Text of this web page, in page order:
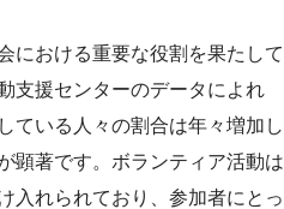
における重要な役割を果たして
支援センターのデータによれ
ている人々の割合は年々増加し
顕著です。ボランティア活動は
入れられており、参加者にとっ